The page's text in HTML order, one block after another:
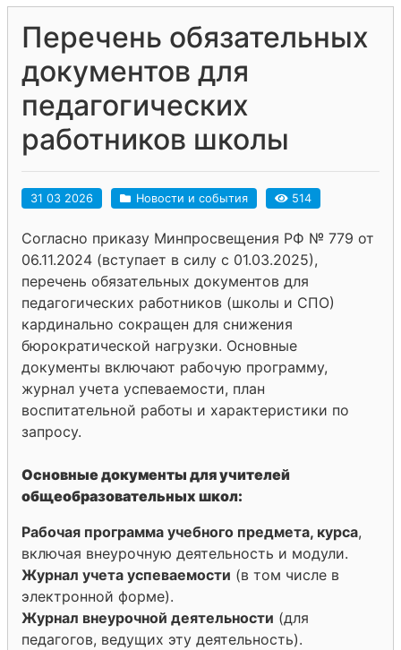
Перечень обязательных
документов для
педагогических
работников школы
31 03 2026 Новости и события 514
Согласно приказу Минпросвещения РФ № 779 от
06.11.2024 (вступает в силу с 01.03.2025),
перечень обязательных документов для
педагогических работников (школы и СПО)
кардинально сокращен для снижения
бюрократической нагрузки. Основные
документы включают рабочую программу,
журнал учета успеваемости, план
воспитательной работы и характеристики по
запросу.
Основные документы для учителей
общеобразовательных школ:
Рабочая программа учебного предмета, курса,
включая внеурочную деятельность и модули.
Журнал учета успеваемости (в том числе в
электронной форме).
Журнал внеурочной деятельности (для
педагогов, ведущих эту деятельность).